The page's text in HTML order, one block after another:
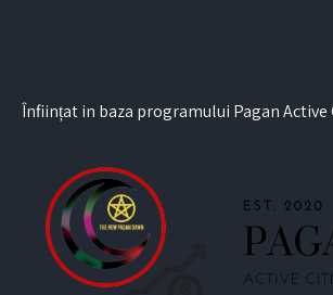
Înființat in baza programului Pagan Active